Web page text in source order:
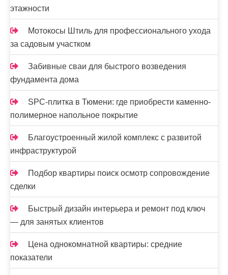
этажности
Мотокосы Штиль для профессионального ухода
за садовым участком
Забивные сваи для быстрого возведения
фундамента дома
SPC-плитка в Тюмени: где приобрести каменно-
полимерное напольное покрытие
Благоустроенный жилой комплекс с развитой
инфраструктурой
Подбор квартиры поиск осмотр сопровождение
сделки
Быстрый дизайн интерьера и ремонт под ключ
— для занятых клиентов
Цена однокомнатной квартиры: средние
показатели